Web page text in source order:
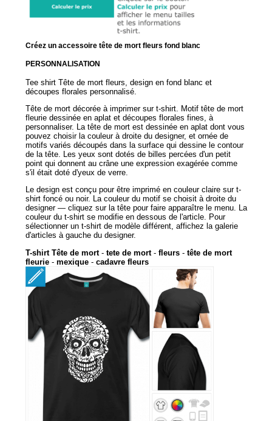
Créez un accessoire tête de mort fleurs fond blanc
PERSONNALISATION
Tee shirt Tête de mort fleurs, design en fond blanc et
découpes florales personnalisé.
Tête de mort décorée à imprimer sur t-shirt. Motif tête de mort
fleurie dessinée en aplat et découpes florales fines, à
personnaliser. La tête de mort est dessinée en aplat dont vous
pouvez choisir la couleur à droite du designer, et ornée de
motifs variés découpés dans la surface qui dessine le contour
de la tête. Les yeux sont dotés de billes percées d'un petit
point qui donnent au crâne une expression exagérée comme
s'il était doté d'yeux de verre.
Le design est conçu pour être imprimé en couleur claire sur t-
shirt foncé ou noir. La couleur du motif se choisit à droite du
designer — cliquez sur la tête pour faire apparaître le menu. La
couleur du t-shirt se modifie en dessous de l'article. Pour
sélectionner un t-shirt de modèle différent, affichez la galerie
d'articles à gauche du designer.
T-shirt Tête de mort- tete de mort- fleurs- tête de mort
fleurie- mexique- cadavre fleurs